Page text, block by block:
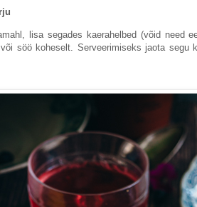
lisa segades kaerahelbed (võid need
söö koheselt. Serveerimiseks jaota segu